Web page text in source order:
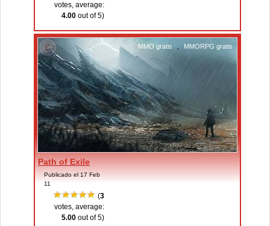
votes, average:
4.00 out of 5)
MMO gratis MMORPG gratis
Path of Exile
Publicado el 17 Feb
11
(3
votes, average:
5.00 out of 5)